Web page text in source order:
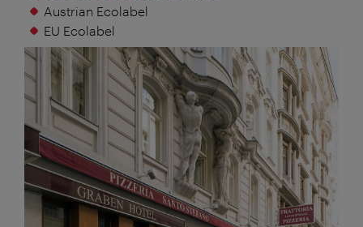
Austrian Ecolabel
EU Ecolabel